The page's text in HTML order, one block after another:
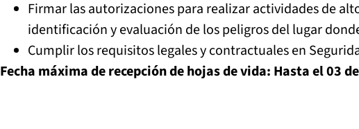
Firmar las autorizaciones para realizar actividades de
identificación y evaluación de los peligros del lugar
Cumplir los requisitos legales y contractuales en
Fecha máxima de recepción de hojas de vida: Hasta el 03